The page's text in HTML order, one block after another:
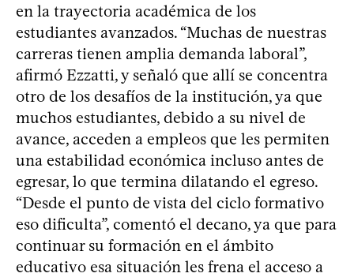
en la trayectoria académica de los
estudiantes avanzados. “Muchas de nuestras
carreras tienen amplia demanda laboral”,
afirmó Ezzatti, y señaló que allí se concentra
otro de los desafíos de la institución, ya que
muchos estudiantes, debido a su nivel de
avance, acceden a empleos que les permiten
una estabilidad económica incluso antes de
egresar, lo que termina dilatando el egreso.
“Desde el punto de vista del ciclo formativo
eso dificulta”, comentó el decano, ya que para
continuar su formación en el ámbito
educativo esa situación les frena el acceso a